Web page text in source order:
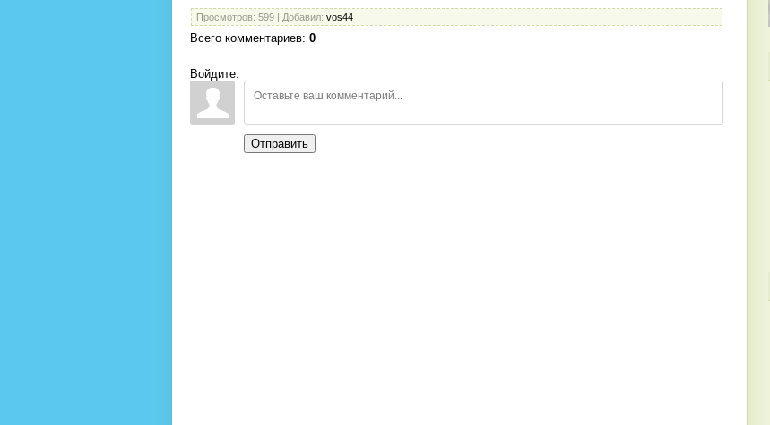
Просмотров: 599 | Добавил: vos44
Всего комментариев: 0
Войдите:
Отправить